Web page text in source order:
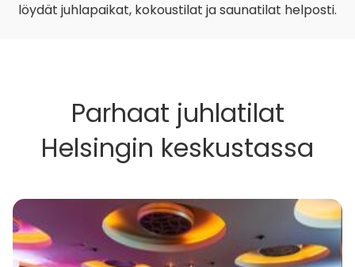
löydät juhlapaikat, kokoustilat ja saunatilat helposti.
Parhaat juhlatilat
Helsingin keskustassa